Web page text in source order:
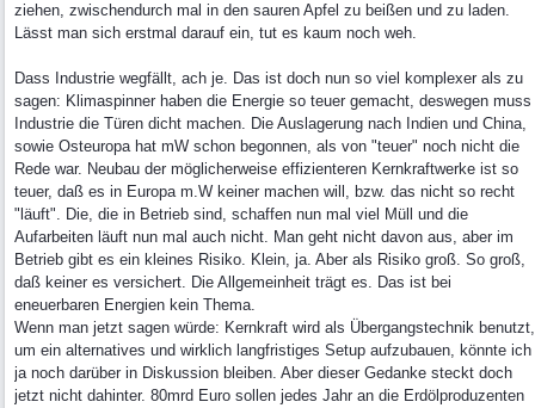
ziehen, zwischendurch mal in den sauren Apfel zu beißen und zu laden.
Lässt man sich erstmal darauf ein, tut es kaum noch weh.
Dass Industrie wegfällt, ach je. Das ist doch nun so viel komplexer als zu
sagen: Klimaspinner haben die Energie so teuer gemacht, deswegen muss
Industrie die Türen dicht machen. Die Auslagerung nach Indien und China,
sowie Osteuropa hat mW schon begonnen, als von "teuer" noch nicht die
Rede war. Neubau der möglicherweise effizienteren Kernkraftwerke ist so
teuer, daß es in Europa m.W keiner machen will, bzw. das nicht so recht
"läuft". Die, die in Betrieb sind, schaffen nun mal viel Müll und die
Aufarbeiten läuft nun mal auch nicht. Man geht nicht davon aus, aber im
Betrieb gibt es ein kleines Risiko. Klein, ja. Aber als Risiko groß. So groß,
daß keiner es versichert. Die Allgemeinheit trägt es. Das ist bei
eneuerbaren Energien kein Thema.
Wenn man jetzt sagen würde: Kernkraft wird als Übergangstechnik benutzt,
um ein alternatives und wirklich langfristiges Setup aufzubauen, könnte ich
ja noch darüber in Diskussion bleiben. Aber dieser Gedanke steckt doch
jetzt nicht dahinter. 80mrd Euro sollen jedes Jahr an die Erdölproduzenten